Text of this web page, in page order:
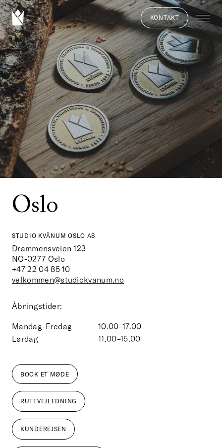
KONTAKT
Oslo
STUDIO KVÄNUM OSLO AS
Drammensveien 123
NO-0277 Oslo
+47 22 04 85 10
velkommen@studiokvanum.no
Åbningstider:
Mandag–Fredag
10.00–17.00
Lørdag
11.00–15.00
BOOK ET MØDE
RUTEVEJLEDNING
KUNDEREJSEN